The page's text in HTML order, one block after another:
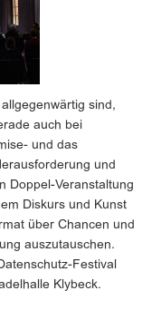
sind,
auch bei
und das
und
Doppel-Veranstaltung
Diskurs und Kunst
über Chancen und
auszutauschen.
Festival
Klybeck.